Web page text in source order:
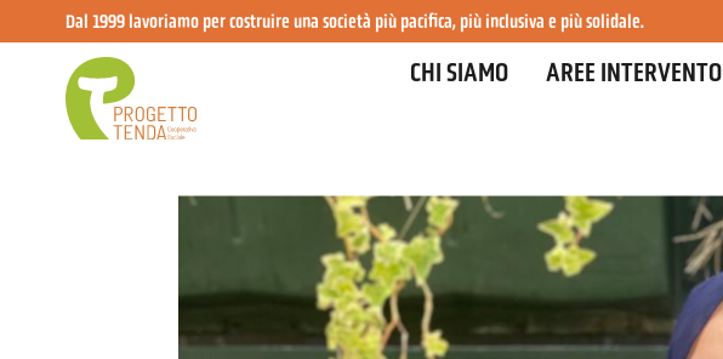
Dal 1999 lavoriamo per costruire una società più pacifica, più inclusiva e più solidale.
CHI SIAMO AREE INTERVENTO